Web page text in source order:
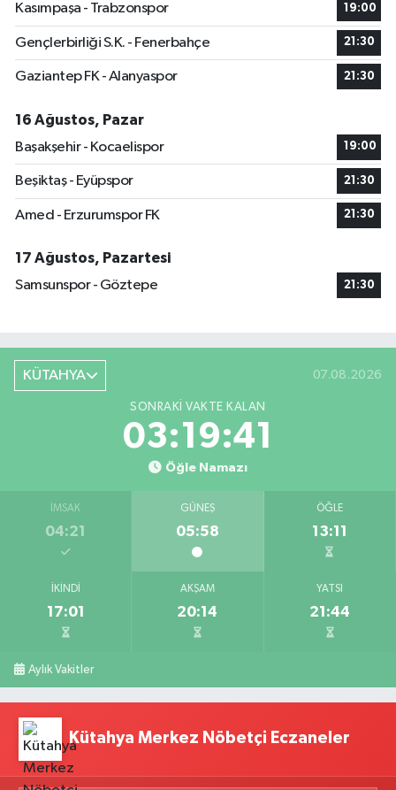
Kasımpaşa - Trabzonspor 19:00
Gençlerbirliği S.K. - Fenerbahçe 21:30
Gaziantep FK - Alanyaspor 21:30
16 Ağustos, Pazar
Başakşehir - Kocaelispor
19:00
Beşiktaş - Eyüpspor 21:30
Amed - Erzurumspor FK 21:30
17 Ağustos, Pazartesi
Samsunspor - Göztepe
21:30
KÜTAHYA 07.08.2026
SONRAKI VAKTE KALAN
03:19:40
Öğle Namazı
İMSAK
04:21
GÜNEŞ
05:58
ÖĞLE
13:11
İKINDI
17:01
AKŞAM
20:14
YATSI
21:44
Aylık Vakitler
Kütahya Merkez Nöbetçi Eczaneler